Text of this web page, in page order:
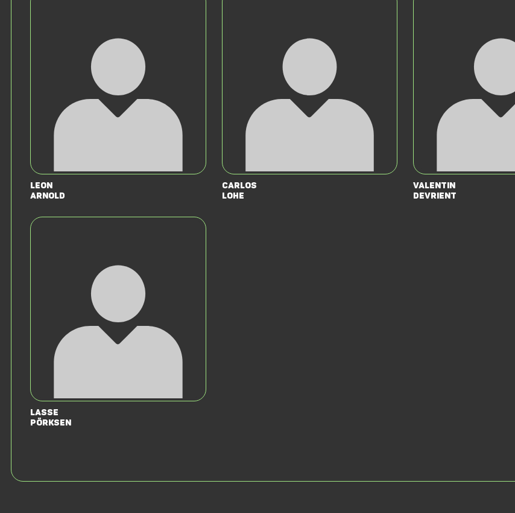
Leon
Arnold
Carlos
Lohe
Valentin
Devrient
Lasse
Pörksen